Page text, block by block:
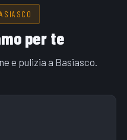
per te
e pulizia a Basiasco.